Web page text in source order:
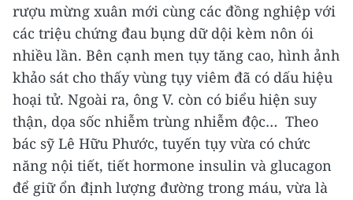
rượu mừng xuân mới cùng các đồng nghiệp với
các triệu chứng đau bụng dữ dội kèm nôn ói
nhiều lần. Bên cạnh men tụy tăng cao, hình ảnh
khảo sát cho thấy vùng tụy viêm đã có dấu hiệu
hoại tử. Ngoài ra, ông V. còn có biểu hiện suy
thận, dọa sốc nhiễm trùng nhiễm độc… Theo
bác sỹ Lê Hữu Phước, tuyến tụy vừa có chức
năng nội tiết, tiết hormone insulin và glucagon
để giữ ổn định lượng đường trong máu, vừa là